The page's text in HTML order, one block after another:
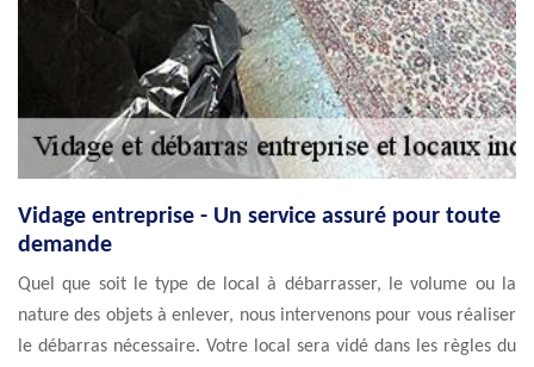
Vidage entreprise - Un service assuré pour toute
demande
Quel que soit le type de local à débarrasser, le volume ou la
nature des objets à enlever, nous intervenons pour vous réaliser
le débarras nécessaire. Votre local sera vidé dans les règles du